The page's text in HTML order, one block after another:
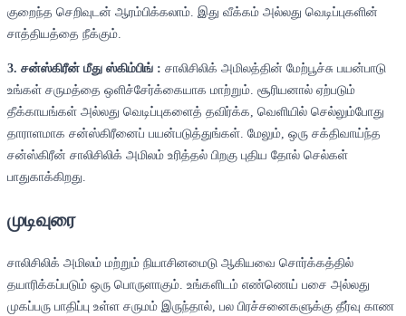
குறைந்த செறிவுடன் ஆரம்பிக்கலாம். இது வீக்கம் அல்லது வெடிப்புகளின்
சாத்தியத்தை நீக்கும்.
3. சன்ஸ்கிரீன் மீது ஸ்கிம்பிங் : சாலிசிலிக் அமிலத்தின் மேற்பூச்சு பயன்பாடு
உங்கள் சருமத்தை ஒளிச்சேர்க்கையாக மாற்றும். சூரியனால் ஏற்படும்
தீக்காயங்கள் அல்லது வெடிப்புகளைத் தவிர்க்க, வெளியில் செல்லும்போது
தாராளமாக சன்ஸ்கிரீனைப் பயன்படுத்துங்கள். மேலும், ஒரு சக்திவாய்ந்த
சன்ஸ்கிரீன் சாலிசிலிக் அமிலம் உரித்தல் பிறகு புதிய தோல் செல்கள்
பாதுகாக்கிறது.
முடிவுரை
சாலிசிலிக் அமிலம் மற்றும் நியாசினமைடு ஆகியவை சொர்க்கத்தில்
தயாரிக்கப்படும் ஒரு பொருளாகும். உங்களிடம் எண்ணெய் பசை அல்லது
முகப்பரு பாதிப்பு உள்ள சருமம் இருந்தால், பல பிரச்சனைகளுக்கு தீர்வு காண